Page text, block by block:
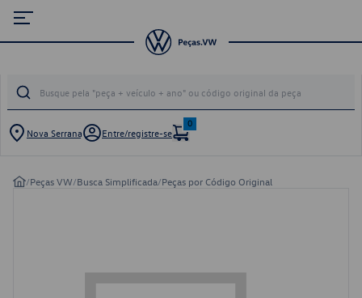
Nova Serrana Entre/registre-se
0
/Peças VW/Busca Simplificada/Peças por Código Original